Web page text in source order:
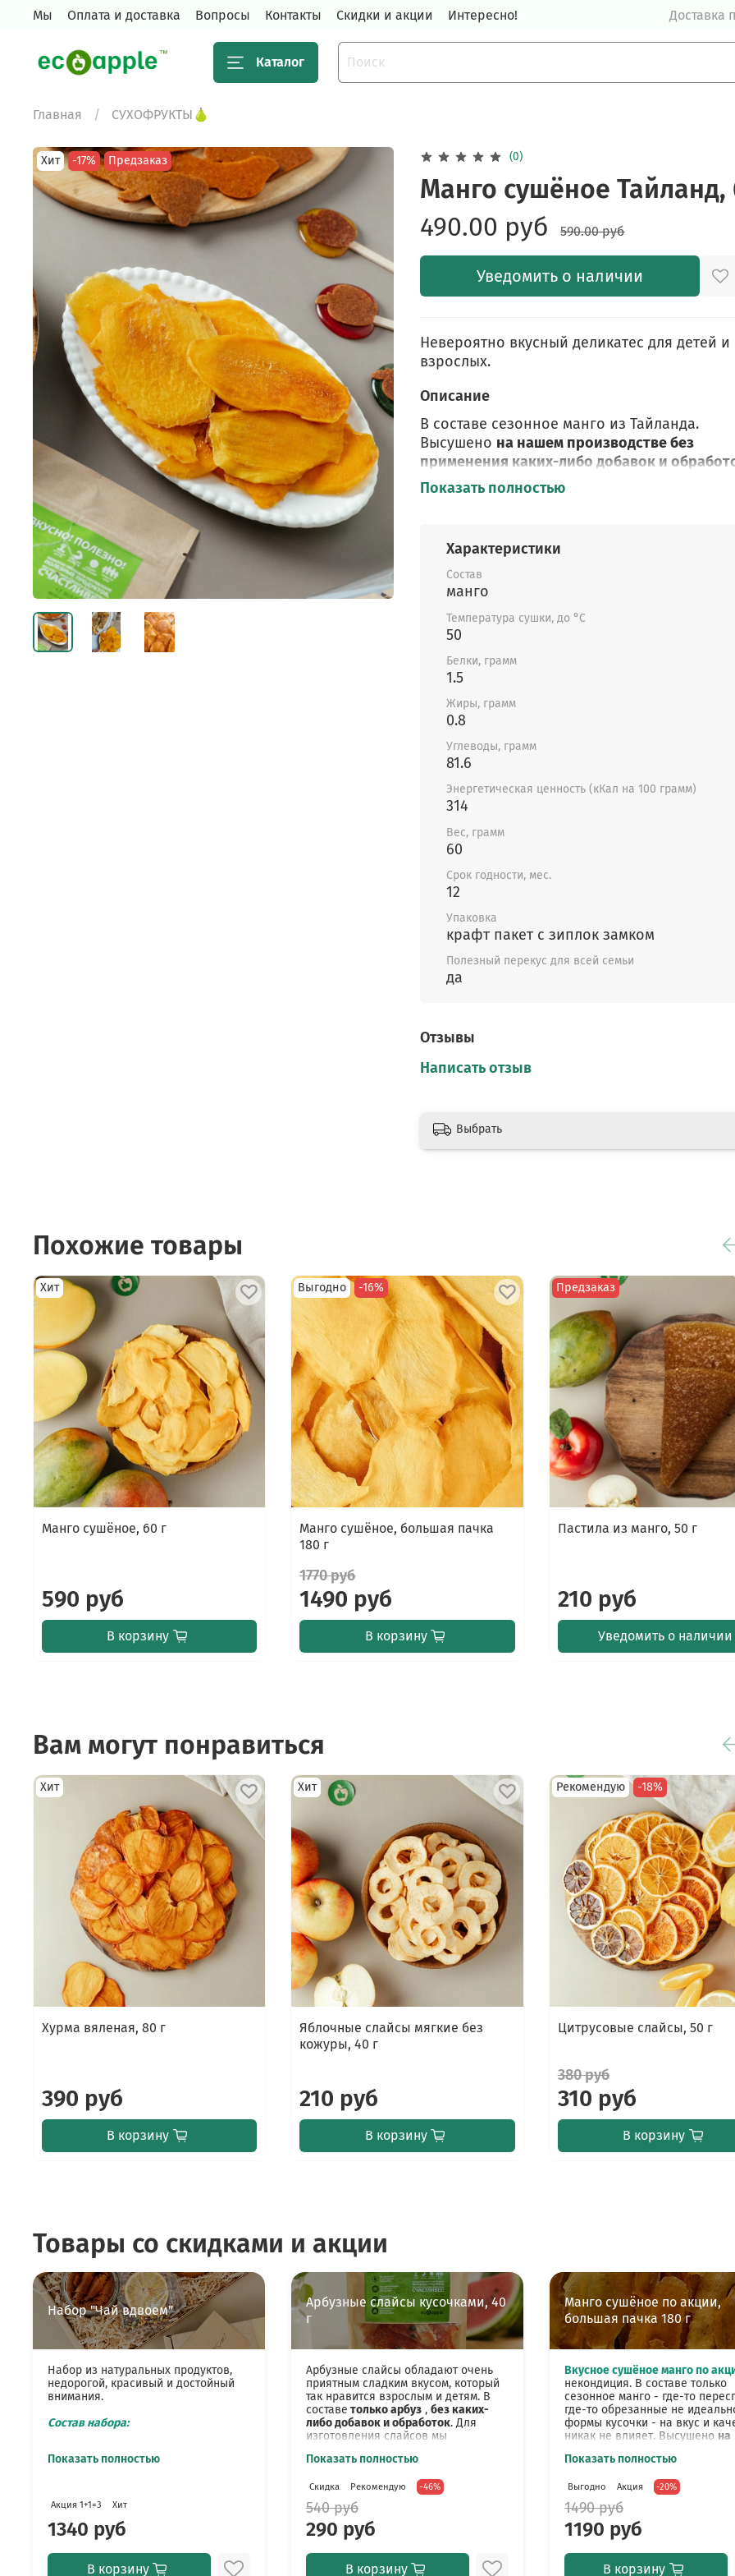
Мы Оплата и доставка Вопросы Контакты Скидки и акции Интересно! Доставка
Каталог
Главная СУХОФРУКТЫ🍐
Хит -17% Предзаказ (0)
Манго сушёное Тайланд,
490.00 руб
590.00 руб
Уведомить о наличии
Невероятно вкусный деликатес для детей и
взрослых.
Описание
В составе сезонное манго из Тайланда.
Высушено на нашем производстве без
применения каких-либо добавок и
ассортименте есть манго из Египта. Тайское
Без консервантов! Без добавленного сахара
сиропов! Без лимонной кислоты!
Сушёное манго сладкое и отлично заменит
сладости в случае, когда нужно уменьшить
рафинированный сахар из рациона. Для
придерживается правильного питания и
за весом, оптимальным количеством будет
Сушёное манго сохраняет в себе
концентрацию полезных
веществ.
Наш сушёный манго – это насыщенный вкус
настоящего спелого манго и долгое
Условия хранения: после вскрытия хранить в
плотно закрытой пачке, не оставляя её
может быстро напитываются влагой. Срок
годности 12 месяцев.
В нашем ассортименте есть целая линейка
ознакомиться с ними в разделе ""
Показать полностью
Характеристики
Состав
манго
Температура сушки, до °C
50
Белки, грамм
1.5
Жиры, грамм
0.8
Углеводы, грамм
81.6
Энергетическая ценность (кКал на 100 грамм)
314
Вес, грамм
60
Срок годности, мес.
12
Упаковка
крафт пакет с зиплок замком
Полезный перекус для всей семьи
да
Отзывы
Написать отзыв
Выбрать
Похожие товары
Хит
Манго сушёное, 60 г
590 руб
В корзину
Выгодно -16%
Манго сушёное, большая пачка
180 г
1770 руб
1490 руб
В корзину
Предзаказ
Пастила из манго, 50 г
210 руб
Уведомить о наличии
Вам могут понравиться
Хит
Хурма вяленая, 80 г
390 руб
В корзину
Хит
Яблочные слайсы мягкие без
кожуры, 40 г
210 руб
В корзину
Рекомендую -18%
Цитрусовые слайсы, 50 г
380 руб
310 руб
В корзину
Товары со скидками и акции
Набор "Чай вдвоем"
Набор из натуральных продуктов,
недорогой, красивый и достойный
внимания.
Состав набора:
Честный мёд, который не
месяц он густеет, перед
хорошо размешать или
поставить банку ненадолго в
теплую воду. Мёд частной
пасеки - собран пчёлами с
Показать полностью
Акция 1+1=3 Хит
1340 руб
В корзину
Арбузные слайсы кусочками, 40
г
Арбузные слайсы обладают очень
приятным сладким вкусом, который
так нравится взрослым и детям. В
составе только арбуз, без каких-
либо добавок и обработок. Для
изготовления слайсов мы
арбузы, так как сушим их без
сам фрукт и его натуральные
характеристики.
Сушёный арбуз готовится на нашем
производстве. Сырье тщательно
моется, нарезается и сушится в
промышленных сушильных шкафах.
Показать полностью
Скидка Рекомендую -46%
540 руб
290 руб
В корзину
Манго сушёное по акции,
большая пачка 180 г
Вкусное сушёное манго по
некондиция. В составе только
сезонное манго - где-то
где-то обрезанные не
формы кусочки - на вкус и
никак не влияет. Высушено на
применения каких-либо
добавленного сахара и
лимонной кислоты!
Сушёное манго сохраняет в
повышенную концентрацию
полезных витаминов,
биологически активных
Показать полностью
Выгодно Акция -20%
1490 руб
1190 руб
В корзину